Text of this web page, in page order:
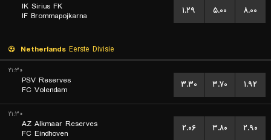
IK Sirius FK
IF Brommapojkarna
۱.۲۹ ۵.۰۰ ۸.۰۰
Netherlands Eerste Divisie
۲۱:۳۰
PSV Reserves
FC Volendam
۳.۳۰ ۳.۷۰ ۱.۹۲
۲۱:۳۰
AZ Alkmaar Reserves
FC Eindhoven
۲.۰۶ ۳.۸۰ ۲.۹۰